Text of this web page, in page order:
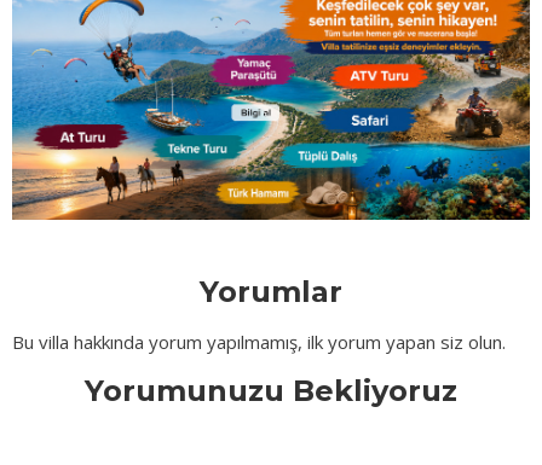
Yorumlar
Bu villa hakkında yorum yapılmamış, ilk yorum yapan siz olun.
Yorumunuzu Bekliyoruz